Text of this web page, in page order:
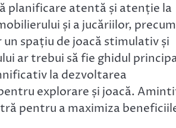
planificare atentă și atenție la
și a jucăriilor,
spațiu de joacă stimulativ și
ar trebui să fie ghidul
la dezvoltarea
explorare și joacă.
pentru a maximiza